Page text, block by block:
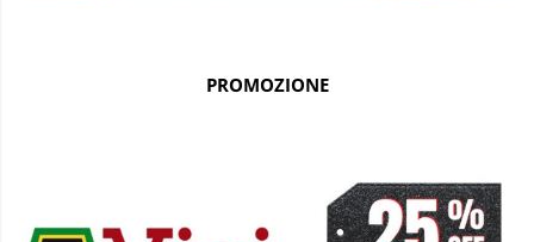
PROMOZIONE